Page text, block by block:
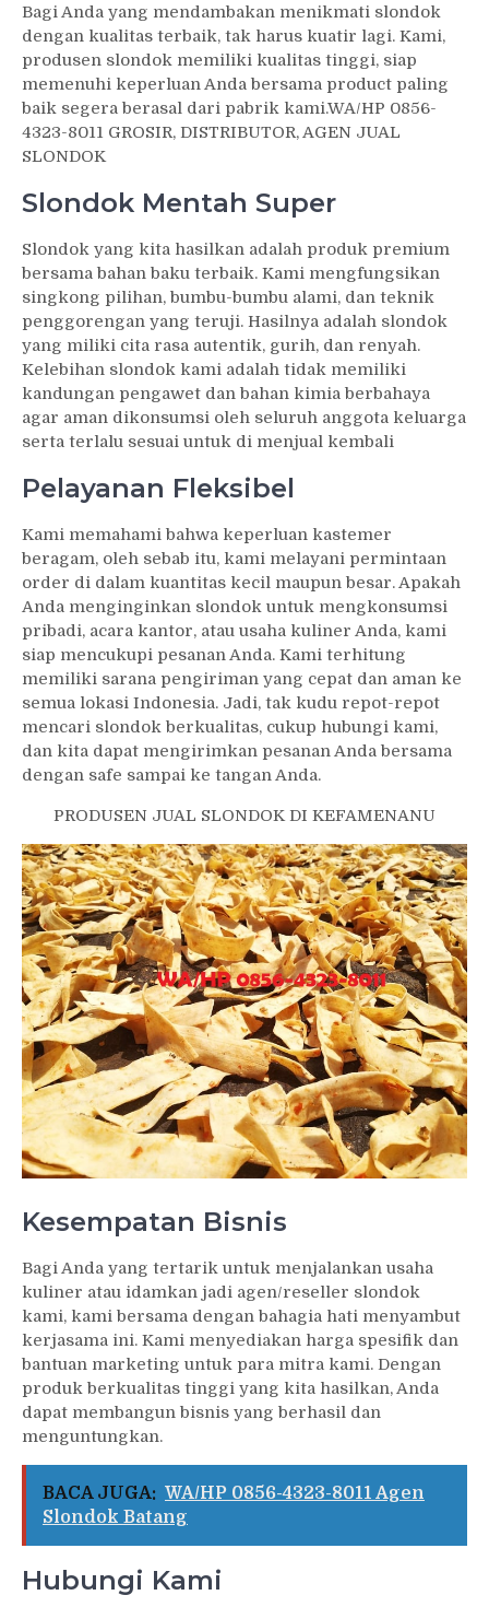
Bagi Anda yang mendambakan menikmati slondok
dengan kualitas terbaik, tak harus kuatir lagi. Kami,
produsen slondok memiliki kualitas tinggi, siap
memenuhi keperluan Anda bersama product paling
baik segera berasal dari pabrik kami.WA/HP 0856-
4323-8011 GROSIR, DISTRIBUTOR, AGEN JUAL
SLONDOK
Slondok Mentah Super
Slondok yang kita hasilkan adalah produk premium
bersama bahan baku terbaik. Kami mengfungsikan
singkong pilihan, bumbu-bumbu alami, dan teknik
penggorengan yang teruji. Hasilnya adalah slondok
yang miliki cita rasa autentik, gurih, dan renyah.
Kelebihan slondok kami adalah tidak memiliki
kandungan pengawet dan bahan kimia berbahaya
agar aman dikonsumsi oleh seluruh anggota keluarga
serta terlalu sesuai untuk di menjual kembali
Pelayanan Fleksibel
Kami memahami bahwa keperluan kastemer
beragam, oleh sebab itu, kami melayani permintaan
order di dalam kuantitas kecil maupun besar. Apakah
Anda menginginkan slondok untuk mengkonsumsi
pribadi, acara kantor, atau usaha kuliner Anda, kami
siap mencukupi pesanan Anda. Kami terhitung
memiliki sarana pengiriman yang cepat dan aman ke
semua lokasi Indonesia. Jadi, tak kudu repot-repot
mencari slondok berkualitas, cukup hubungi kami,
dan kita dapat mengirimkan pesanan Anda bersama
dengan safe sampai ke tangan Anda.
PRODUSEN JUAL SLONDOK DI KEFAMENANU
Kesempatan Bisnis
Bagi Anda yang tertarik untuk menjalankan usaha
kuliner atau idamkan jadi agen/reseller slondok
kami, kami bersama dengan bahagia hati menyambut
kerjasama ini. Kami menyediakan harga spesifik dan
bantuan marketing untuk para mitra kami. Dengan
produk berkualitas tinggi yang kita hasilkan, Anda
dapat membangun bisnis yang berhasil dan
menguntungkan.
BACA JUGA: WA/HP 0856-4323-8011 Agen
Slondok Batang
Hubungi Kami